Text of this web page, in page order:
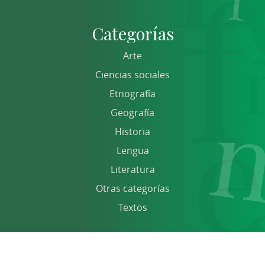
Categorías
Arte
Ciencias sociales
Etnografía
Geografía
Historia
Lengua
Literatura
Otras categorías
Textos